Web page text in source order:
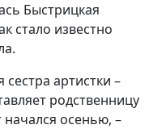
Быстрицкая
стало известно
артистки –
родственницу
осенью, –